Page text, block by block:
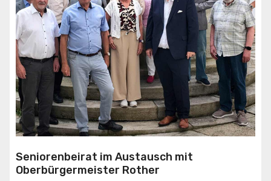
Seniorenbeirat im Austausch mit
Oberbürgermeister Rother